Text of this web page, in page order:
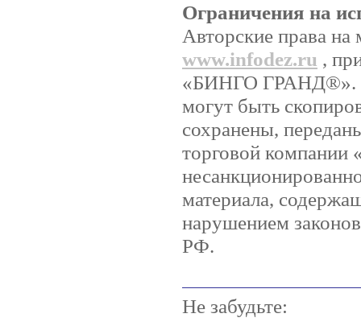
Ограничения на
Авторские права
www.infodez.ru ,
«БИНГО ГРАНД®».
могут быть
сохранены,
торговой
материала,
нарушением
РФ.
Не забудьте: